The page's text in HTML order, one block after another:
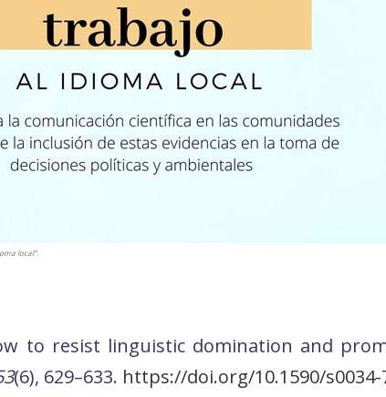
local”.
to resist linguistic domination and
(6), 629–633. https://doi.org/10.1590/s0034-